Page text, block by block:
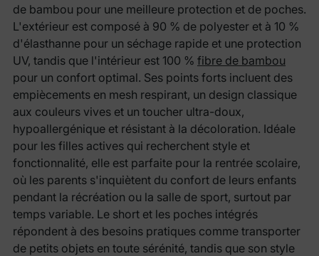
de bambou pour une meilleure protection et de poches.
L'extérieur est composé à 90 % de polyester et à 10 %
d'élasthanne pour un séchage rapide et une protection
UV, tandis que l'intérieur est 100 % fibre de bambou
pour un confort optimal. Ses points forts incluent des
empiècements en mesh respirant, un design classique
aux couleurs vives et un toucher ultra-doux,
hypoallergénique et résistant à la décoloration. Idéale
pour les filles actives qui recherchent style et
fonctionnalité, elle est parfaite pour la rentrée scolaire,
où les parents s'inquiètent du confort de leurs enfants
pendant la récréation ou la salle de sport, surtout par
temps variable. Le short et les poches intégrés
répondent à des besoins pratiques comme transporter
de petits objets en toute sérénité, tandis que son style